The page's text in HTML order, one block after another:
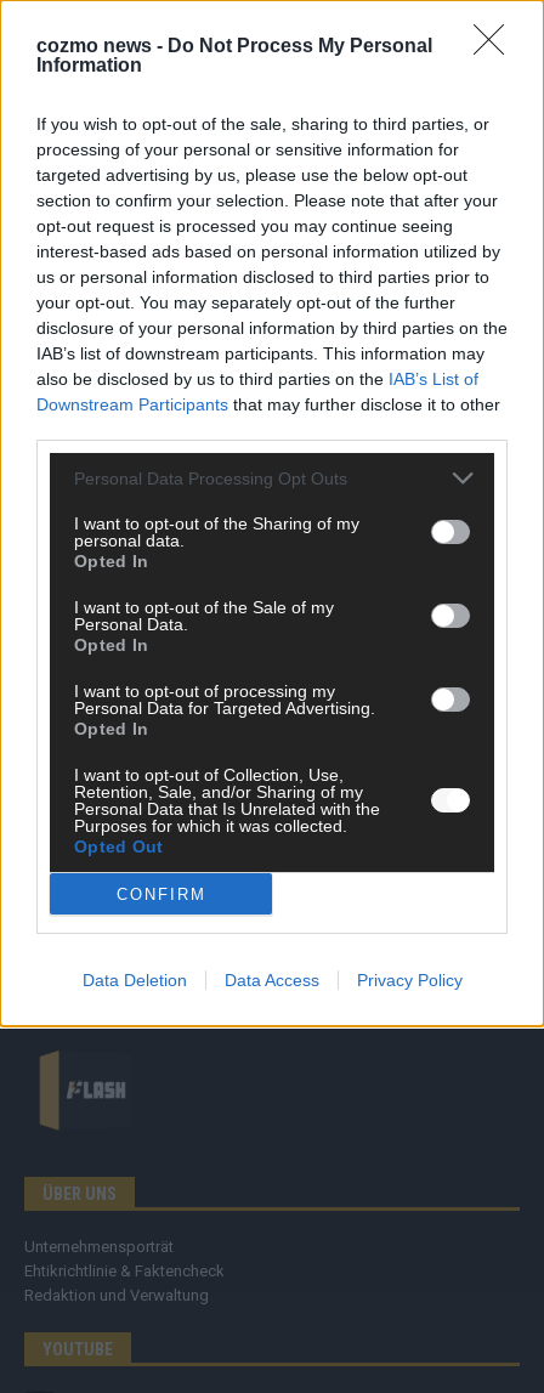
cozmo news - Do Not Process My Personal
Information
If you wish to opt-out of the sale, sharing to third parties, or
processing of your personal or sensitive information for
targeted advertising by us, please use the below opt-out
section to confirm your selection. Please note that after your
opt-out request is processed you may continue seeing
interest-based ads based on personal information utilized by
us or personal information disclosed to third parties prior to
your opt-out. You may separately opt-out of the further
disclosure of your personal information by third parties on the
IAB’s list of downstream participants. This information may
also be disclosed by us to third parties on the IAB’s List of
Downstream Participants that may further disclose it to other
Personal Data Processing Opt Outs
I want to opt-out of the Sharing of my
personal data.
Opted In
I want to opt-out of the Sale of my
Personal Data.
Opted In
I want to opt-out of processing my
Personal Data for Targeted Advertising.
Opted In
I want to opt-out of Collection, Use,
Retention, Sale, and/or Sharing of my
Personal Data that Is Unrelated with the
Purposes for which it was collected.
Opted Out
CONFIRM
Data Deletion Data Access Privacy Policy
ANZEIGE
SCHNELL ZUM RESSORT
Nachrichten
Wirtschaft
Ratgeber
Wissen
Streams & Storys
Eurovision
FLASH – DAS VIDEOPORTAL
ÜBER UNS
Unternehmensporträt
Ehtikrichtlinie & Faktencheck
Redaktion und Verwaltung
YOUTUBE